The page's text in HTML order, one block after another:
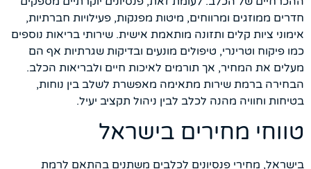
חדרים ממוזגים ומרווחים, מיטות מפנקות, פעילויות חברתיות,
אימוני ציות קלים ותזונה מותאמת אישית. שירותי בריאות נוספים
כמו פיקוח וטרינרי, טיפולים מונעים ובדיקות שגרתיות אף הם
מעלים את המחיר, אך תורמים לאיכות חיים ולבריאות הכלב.
הבחירה ברמת שירות מתאימה מאפשרת לשלב בין נוחות,
בטיחות וחוויה מהנה לכלב לבין ניהול תקציב יעיל.
טווחי מחירים בישראל
בישראל, מחירי פנסיונים לכלבים משתנים בהתאם לרמת